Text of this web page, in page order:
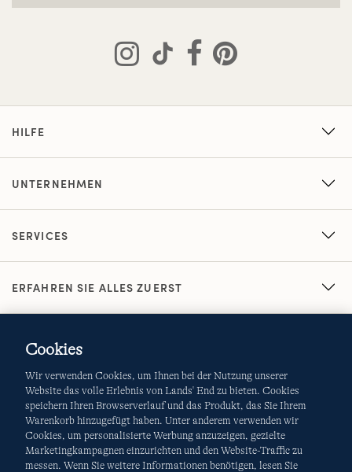
HILFE
UNTERNEHMEN
SERVICES
ERFAHREN SIE ALLES ZUERST
AGB Datenschutz & Sicherheit
Cookies-Ich möchte auswählen Site Map
Cookies
Wir verwenden Cookies, um Ihnen bei der Nutzung unserer
Website das volle Erlebnis von Lands' End zu bieten. Cookies
speichern Ihren Browserverlauf und das Produkt, das Sie Ihrem
Warenkorb hinzugefügt haben. Unter anderem verwenden wir
Cookies, um personalisierte Werbung anzuzeigen, gezielte
Marketingkampagnen einzurichten und den Website-Traffic zu
messen. Wenn Sie weitere Informationen benötigen, lesen Sie